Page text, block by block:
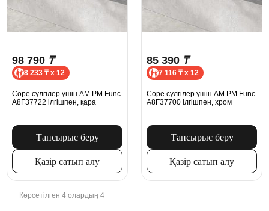
98 790 ₸
8 233 ₸ x 12
Сөре сүлгілер үшін AM.PM Func
A8F37722 ілгішпен, қара
Тапсырыс беру
Қазір сатып алу
85 390 ₸
7 116 ₸ x 12
Сөре сүлгілер үшін AM.PM Func
A8F37700 ілгішпен, хром
Тапсырыс беру
Қазір сатып алу
Көрсетілген 4 олардың 4